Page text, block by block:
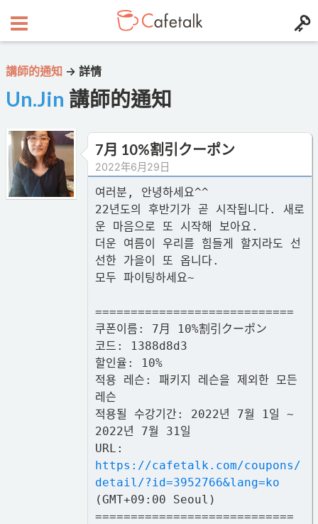
講師的通知 → 詳情
Un.Jin 講師的通知
7月 10%割引クーポン
2022年6月29日
여러분, 안녕하세요^^
22년도의 후반기가 곧 시작됩니다. 새로
운 마음으로 또 시작해 보아요.
더운 여름이 우리를 힘들게 할지라도 선
선한 가을이 또 옵니다.
모두 파이팅하세요~
============================
쿠폰이름: 7月 10%割引クーポン
코드: 1388d8d3
할인율: 10%
적용 레슨: 패키지 레슨을 제외한 모든
레슨
적용될 수강기간: 2022년 7월 1일 ~
2022년 7월 31일
URL:
https://cafetalk.com/coupons/
detail/?id=3952766&lang=ko
(GMT+09:00 Seoul)
============================